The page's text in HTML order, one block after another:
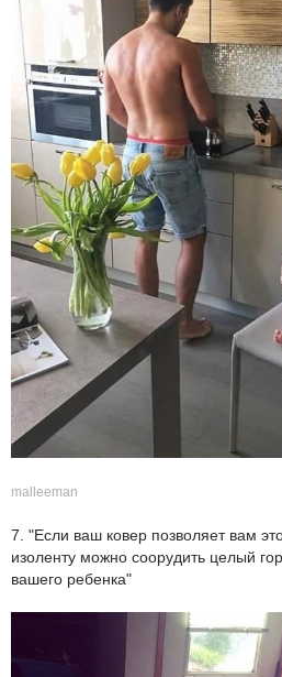
malleeman
7. "Если ваш ковер позволяет вам
изоленту можно соорудить целый
вашего ребенка"